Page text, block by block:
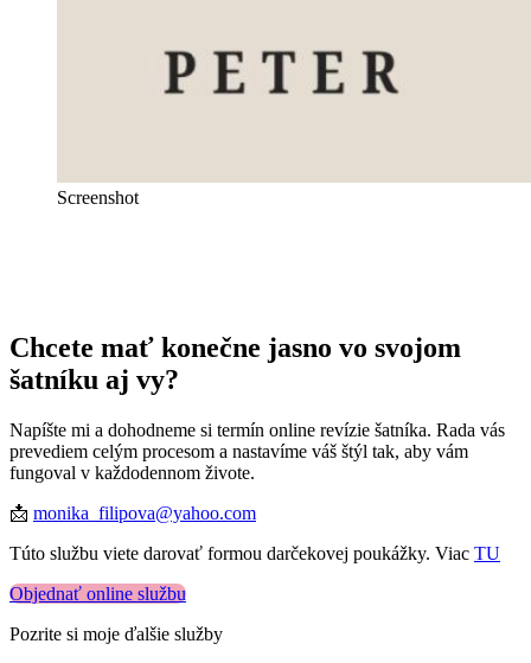
Screenshot
Chcete mať konečne jasno vo svojom
šatníku aj vy?
Napíšte mi a dohodneme si termín online revízie šatníka. Rada vás
prevediem celým procesom a nastavíme váš štýl tak, aby vám
fungoval v každodennom živote.
📩 monika_filipova@yahoo.com
Túto službu viete darovať formou darčekovej poukážky. Viac TU
Objednať online službu
Pozrite si moje ďalšie služby